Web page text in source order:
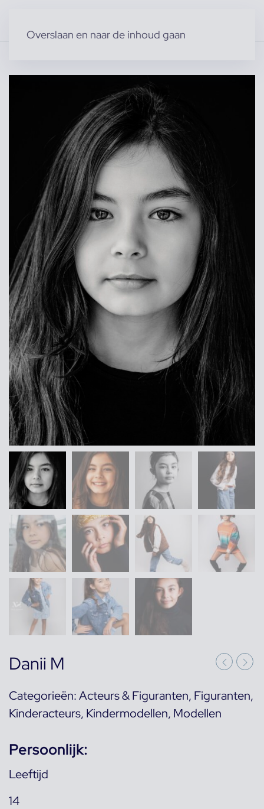
Overslaan en naar de inhoud gaan
Danii M
Categorieën:Acteurs & Figuranten, Figuranten,
Kinderacteurs, Kindermodellen, Modellen
Persoonlijk:
Leeftijd
14